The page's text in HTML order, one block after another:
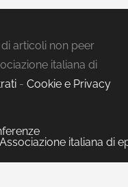
articoli non peer
italiana di
- Cookie e Privacy